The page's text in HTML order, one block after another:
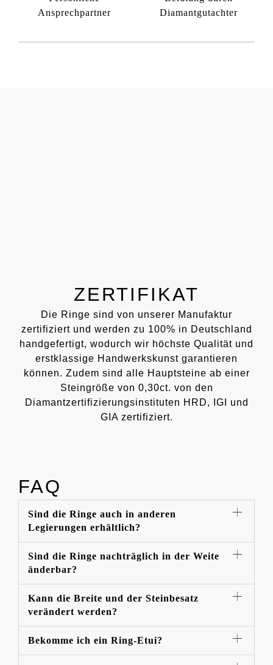
Ansprechpartner
Diamantgutachter
ZERTIFIKAT
Die Ringe sind von unserer Manufaktur
zertifiziert und werden zu 100% in Deutschland
handgefertigt, wodurch wir höchste Qualität und
erstklassige Handwerkskunst garantieren
können. Zudem sind alle Hauptsteine ab einer
Steingröße von 0,30ct. von den
Diamantzertifizierungsinstituten HRD, IGI und
GIA zertifiziert.
FAQ
Sind die Ringe auch in anderen
Legierungen erhältlich?
Sind die Ringe nachträglich in der Weite
änderbar?
Kann die Breite und der Steinbesatz
verändert werden?
Bekomme ich ein Ring-Etui?